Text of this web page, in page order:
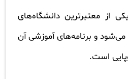
از معتبرترین دانشگاه‌های
و برنامه‌های آموزشی آن
است.